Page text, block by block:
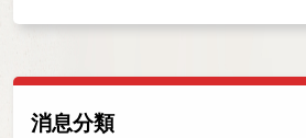
消息分類